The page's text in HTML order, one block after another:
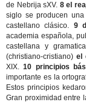
de Nebrija sXV. 8 el
siglo se producen una
castellano clásico. 9
academia española,
castellana y
(christiano-cristiano) el
XIX.10 principios
importante es la
Estos principios
Gran proximidad entre